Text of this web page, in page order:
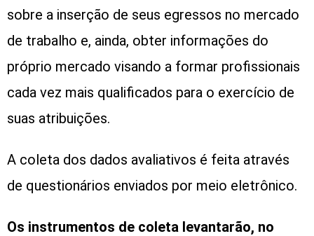
sobre a inserção de seus egressos no mercado
de trabalho e, ainda, obter informações do
próprio mercado visando a formar profissionais
cada vez mais qualificados para o exercício de
suas atribuições.
A coleta dos dados avaliativos é feita através
de questionários enviados por meio eletrônico.
Os instrumentos de coleta levantarão, no